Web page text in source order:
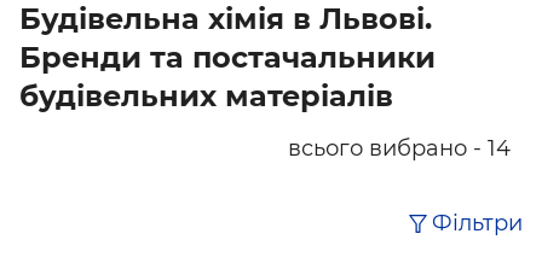
Будівельна хімія в Львові.
Бренди та постачальники
будівельних матеріалів
всього вибрано - 14
Фільтри